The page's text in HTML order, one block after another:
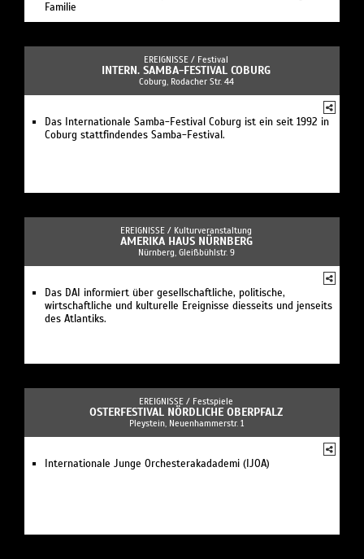
Familie
EREIGNISSE / Festival
INTERN. SAMBA-FESTIVAL COBURG
Coburg, Rodacher Str. 44
Das Internationale Samba-Festival Coburg ist ein seit 1992 in
Coburg stattfindendes Samba-Festival.
EREIGNISSE / Kulturveranstaltung
AMERIKA HAUS NÜRNBERG
Nürnberg, Gleißbühlstr. 9
Das DAI informiert über gesellschaftliche, politische,
wirtschaftliche und kulturelle Ereignisse diesseits und jenseits
des Atlantiks.
EREIGNISSE / Festspiele
OSTERFESTIVAL NÖRDLICHE OBERPFALZ
Pleystein, Neuenhammerstr. 1
Internationale Junge Orchesterakadademi (IJOA)